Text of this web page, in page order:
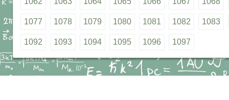
1077 1078 1079 1080 1081 1082 1083
1092 1093 1094 1095 1096 1097